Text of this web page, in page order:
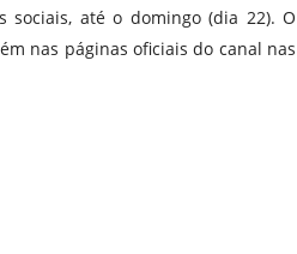
sociais, até o domingo (dia 22). O
nas páginas oficiais do canal nas